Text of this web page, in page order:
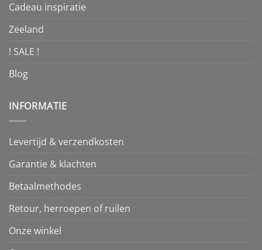
Cadeau inspiratie
Zeeland
! SALE !
Blog
INFORMATIE
Levertijd & verzendkosten
Garantie & klachten
Betaalmethodes
Retour, herroepen of ruilen
Onze winkel